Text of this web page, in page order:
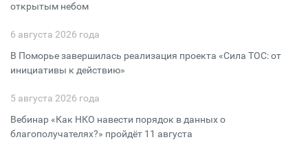
открытым небом
6 августа 2026 года
В Поморье завершилась реализация проекта «Сила ТОС: от
инициативы к действию»
5 августа 2026 года
Вебинар «Как НКО навести порядок в данных о
благополучателях?» пройдёт 11 августа